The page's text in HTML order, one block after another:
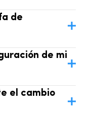
de
de mi
el cambio